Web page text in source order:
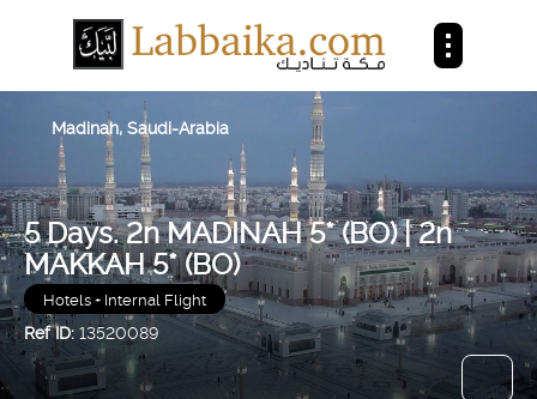
5 Days. 2n MADINAH 5* (BO) | 2n
MAKKAH 5* (BO)
Hotels + Internal Flight
Ref ID: 13520089
Madinah, Saudi-Arabia